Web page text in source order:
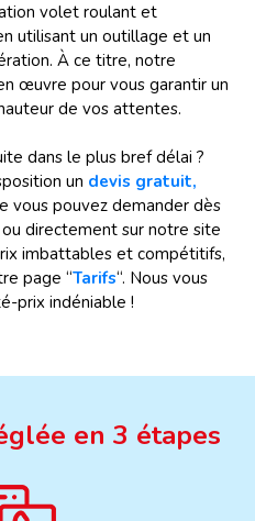
volet roulant et
utilisant un outillage et un
À ce titre, notre
œuvre pour vous garantir un
de vos attentes.
dans le plus bref délai ?
un devis gratuit,
vous pouvez demander dès
ou directement sur notre site
imbattables et compétitifs,
page “Tarifs“. Nous vous
prix indéniable !
en 3 étapes